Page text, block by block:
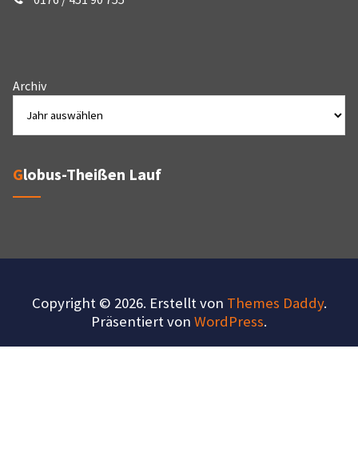
Archiv
Globus-Theißen Lauf
Copyright © 2026. Erstellt von Themes Daddy.
Präsentiert von WordPress.